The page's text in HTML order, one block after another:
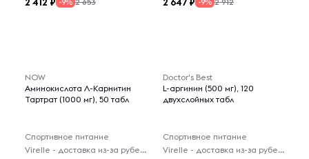
-9% -9%
NOW
Аминокислота Л-Карнитин
Тартрат (1000 мг), 50 табл
Спортивное питание
Virelle - доставка из-за рубежа
Doctor's Best
L-аргинин (500 мг), 120
двухслойных табл
Спортивное питание
Virelle - доставка из-за рубежа